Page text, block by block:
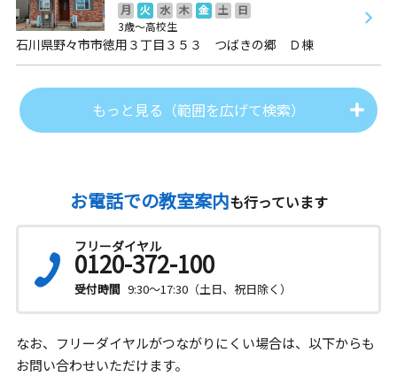
月 火 水 木 金 土
日
3歳～高校生
石川県野々市市徳用３丁目３５３ つばきの郷 Ｄ棟
もっと見る（範囲を広げて検索）
お電話での教室案内も行っています
フリーダイヤル
0120-372-100
受付時間 9:30～17:30（土日、祝日除く）
なお、フリーダイヤルがつながりにくい場合は、以下からも
お問い合わせいただけます。